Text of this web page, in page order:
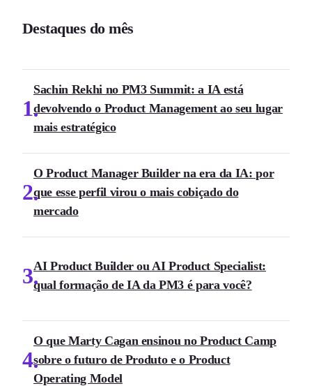
Destaques do mês
1
Sachin Rekhi no PM3 Summit: a IA está
devolvendo o Product Management ao seu lugar
mais estratégico
2
O Product Manager Builder na era da IA: por
que esse perfil virou o mais cobiçado do
mercado
3AI Product Builder ou AI Product Specialist:
qual formação de IA da PM3 é para você?
4
O que Marty Cagan ensinou no Product Camp
sobre o futuro de Produto e o Product
Operating Model